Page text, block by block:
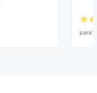
para